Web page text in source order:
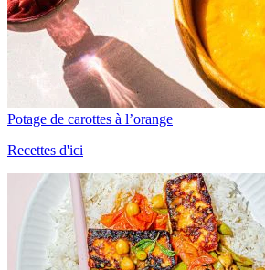
Potage de carottes à l’orange
Recettes d'ici